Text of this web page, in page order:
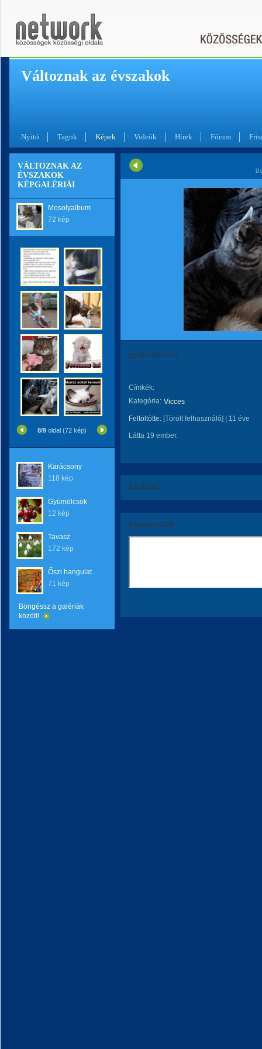
Változnak az évszakok
Nyitó Tagok Képek Videók Hírek Fórum
VÁLTOZNAK AZ
ÉVSZAKOK
KÉPGALÉRIÁI
Mosolyalbum
72 kép
8/9 oldal (72 kép)
Karácsony
118 kép
Gyümölcsök
12 kép
Tavasz
172 kép
Őszi hangulat...
71 kép
Böngéssz a galériák
között!
gyógymasszázs
Címkék:
Kategória: Vicces
Feltöltötte: [Törölt felhasználó] 11 éve
Látta 19 ember.
Értékeld!
Kommentáld!